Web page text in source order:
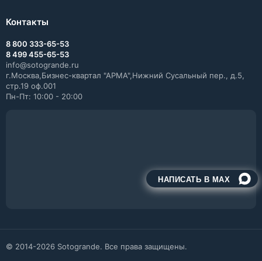
НАПИСАТЬ В MAX
Контакты
8 800 333-65-53
8 499 455-65-53
info@sotogrande.ru
г.Москва,Бизнес-квартал "АРМА",Нижний Сусальный пер., д.5,
стр.19 оф.001
Пн-Пт: 10:00 - 20:00
© 2014-2026 Sotogrande. Все права защищены.